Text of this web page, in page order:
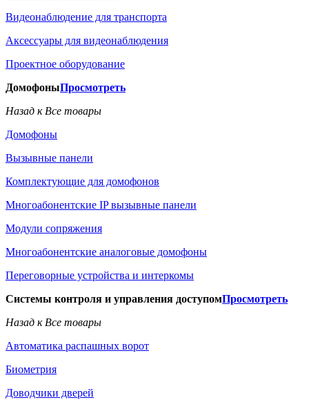
Видеонаблюдение для транспорта
Аксессуары для видеонаблюдения
Проектное оборудование
ДомофоныПросмотреть
Назад к Все товары
Домофоны
Вызывные панели
Комплектующие для домофонов
Многоабонентские IP вызывные панели
Модули сопряжения
Многоабонентские аналоговые домофоны
Переговорные устройства и интеркомы
Системы контроля и управления доступомПросмотреть
Назад к Все товары
Автоматика распашных ворот
Биометрия
Доводчики дверей